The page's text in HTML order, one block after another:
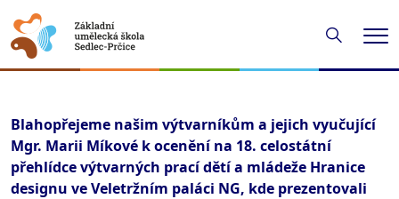
Hledání
Blahopřejeme našim výtvarníkům a jejich vyučující
Mgr. Marii Míkové k ocenění na 18. celostátní
přehlídce výtvarných prací dětí a mládeže Hranice
designu ve Veletržním paláci NG, kde prezentovali